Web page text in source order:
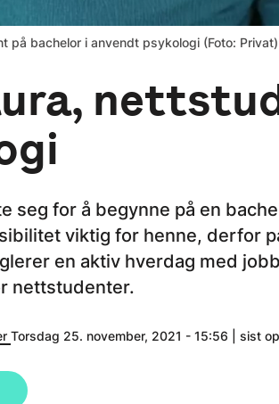
på bachelor i anvendt psykologi (Foto: Privat)
seg for å begynne på en
viktig for henne, derfor
en aktiv hverdag med
nettstudenter.
Torsdag 25. november, 2021 - 15:56 | sist